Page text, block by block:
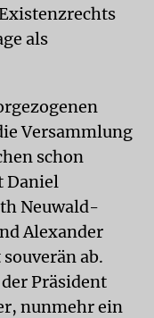
als
Versammlung
schon
Daniel
Neuwald-
Alexander
ab.
Präsident
nunmehr ein